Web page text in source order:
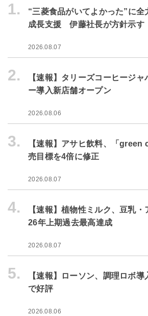
1.
“三菱食品がいてよかった”に
成長支援 伊藤社長が方針示す
2026.08.07
2.
【速報】タリーズコーヒージ
ー導入新店舗オープン
2026.08.06
3.
【速報】アサヒ飲料、「
売目標を4倍に修正
2026.08.07
4.
【速報】植物性ミルク、豆乳
26年上期過去最高達成
2026.08.07
5.
【速報】ローソン、調理ロボ
で好評
2026.08.06